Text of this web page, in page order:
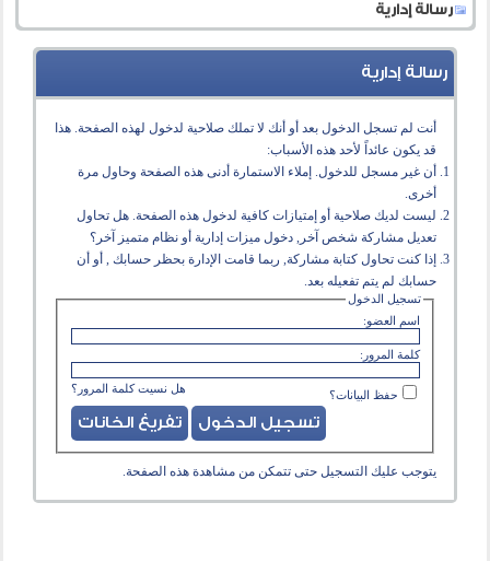
رسالة إدارية
رسالة إدارية
أنت لم تسجل الدخول بعد أو أنك لا تملك صلاحية لدخول لهذه الصفحة. هذا
قد يكون عائداً لأحد هذه الأسباب:
أن غير مسجل للدخول. إملاء الاستمارة أدنى هذه الصفحة وحاول مرة
أخرى.
ليست لديك صلاحية أو إمتيازات كافية لدخول هذه الصفحة. هل تحاول
تعديل مشاركة شخص آخر, دخول ميزات إدارية أو نظام متميز آخر؟
إذا كنت تحاول كتابة مشاركة, ربما قامت الإدارة بحظر حسابك , أو أن
حسابك لم يتم تفعيله بعد.
تسجيل الدخول
اسم العضو:
كلمة المرور:
هل نسيت كلمة المرور؟ حفظ البيانات؟
يتوجب عليك التسجيل حتى تتمكن من مشاهدة هذه الصفحة.